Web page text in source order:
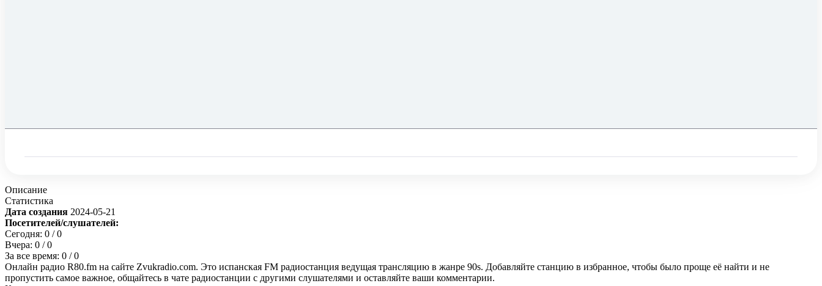
Описание
Статистика
Дата создания 2024-05-21
Посетителей/слушателей:
Сегодня: 0 / 0
Вчера: 0 / 0
За все время: 0 / 0
Онлайн радио R80.fm на сайте Zvukradio.com. Это испанская FM радиостанция ведущая трансляцию в жанре 90s. Добавляйте станцию в избранное, чтобы было проще её найти и не
пропустить самое важное, общайтесь в чате радиостанции с другими слушателями и оставляйте ваши комментарии.